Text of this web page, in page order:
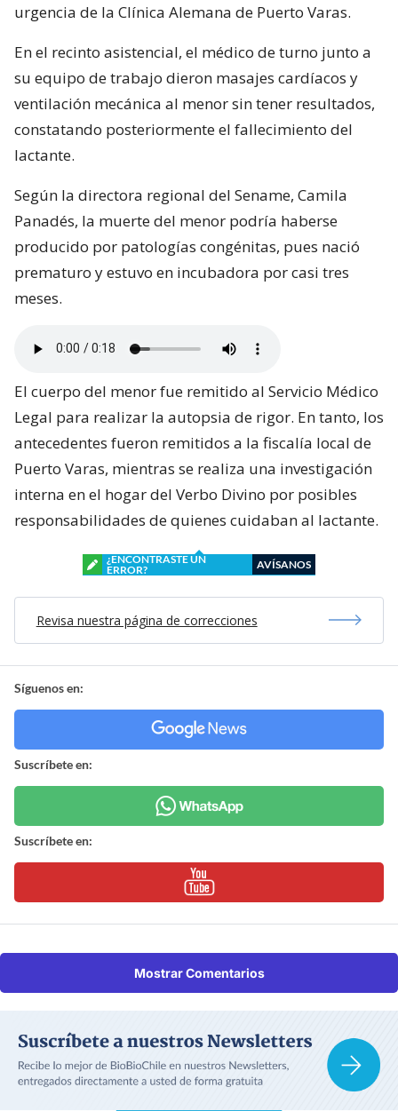
urgencia de la Clínica Alemana de Puerto Varas.
En el recinto asistencial, el médico de turno junto a
su equipo de trabajo dieron masajes cardíacos y
ventilación mecánica al menor sin tener resultados,
constatando posteriormente el fallecimiento del
lactante.
Según la directora regional del Sename, Camila
Panadés, la muerte del menor podría haberse
producido por patologías congénitas, pues nació
prematuro y estuvo en incubadora por casi tres
meses.
El cuerpo del menor fue remitido al Servicio Médico
Legal para realizar la autopsia de rigor. En tanto, los
antecedentes fueron remitidos a la fiscalía local de
Puerto Varas, mientras se realiza una investigación
interna en el hogar del Verbo Divino por posibles
responsabilidades de quienes cuidaban al lactante.
¿ENCONTRASTE UN
ERROR?
AVÍSANOS
Revisa nuestra página de correcciones
Síguenos en:
Suscríbete en:
Suscríbete en:
Mostrar Comentarios